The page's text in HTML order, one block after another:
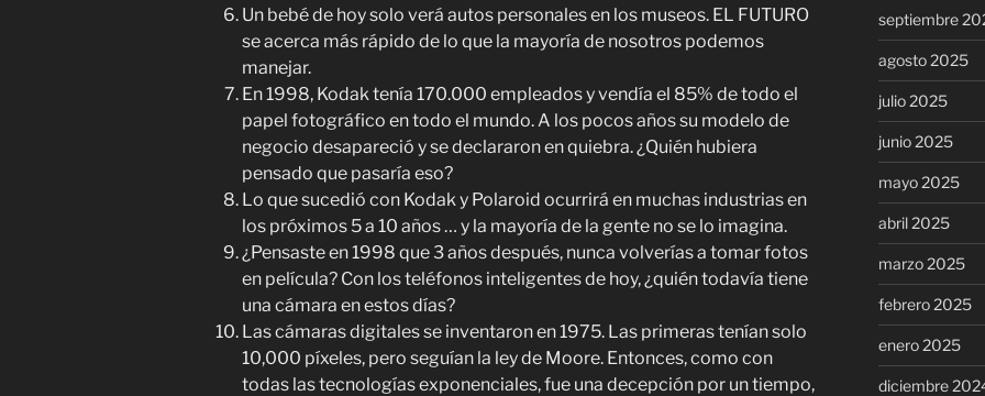
Un bebé de hoy solo verá autos personales en los museos. EL FUTURO
se acerca más rápido de lo que la mayoría de nosotros podemos
manejar.
En 1998, Kodak tenía 170.000 empleados y vendía el 85% de todo el
papel fotográfico en todo el mundo. A los pocos años su modelo de
negocio desapareció y se declararon en quiebra. ¿Quién hubiera
pensado que pasaría eso?
Lo que sucedió con Kodak y Polaroid ocurrirá en muchas industrias en
los próximos 5 a 10 años … y la mayoría de la gente no se lo imagina.
¿Pensaste en 1998 que 3 años después, nunca volverías a tomar fotos
en película? Con los teléfonos inteligentes de hoy, ¿quién todavía tiene
una cámara en estos días?
Las cámaras digitales se inventaron en 1975. Las primeras tenían solo
10,000 píxeles, pero seguían la ley de Moore. Entonces, como con
todas las tecnologías exponenciales, fue una decepción por un tiempo,
septiembre
agosto 2025
julio 2025
junio 2025
mayo 2025
abril 2025
marzo 2025
febrero 2025
enero 2025
diciembre